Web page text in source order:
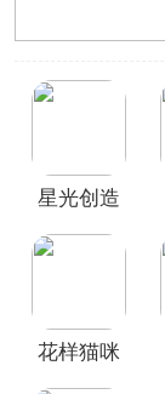
星光创造
的商业帝
花样猫咪